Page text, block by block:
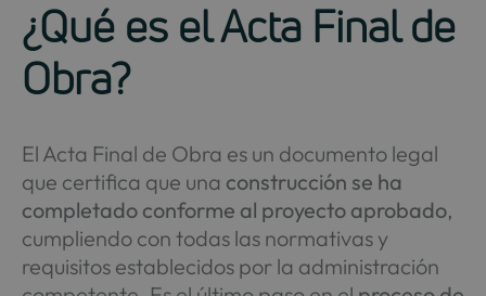
¿Qué es el Acta Final de
Obra?
El Acta Final de Obra es un documento legal
que certifica que una construcción se ha
completado conforme al proyecto aprobado,
cumpliendo con todas las normativas y
requisitos establecidos por la administración